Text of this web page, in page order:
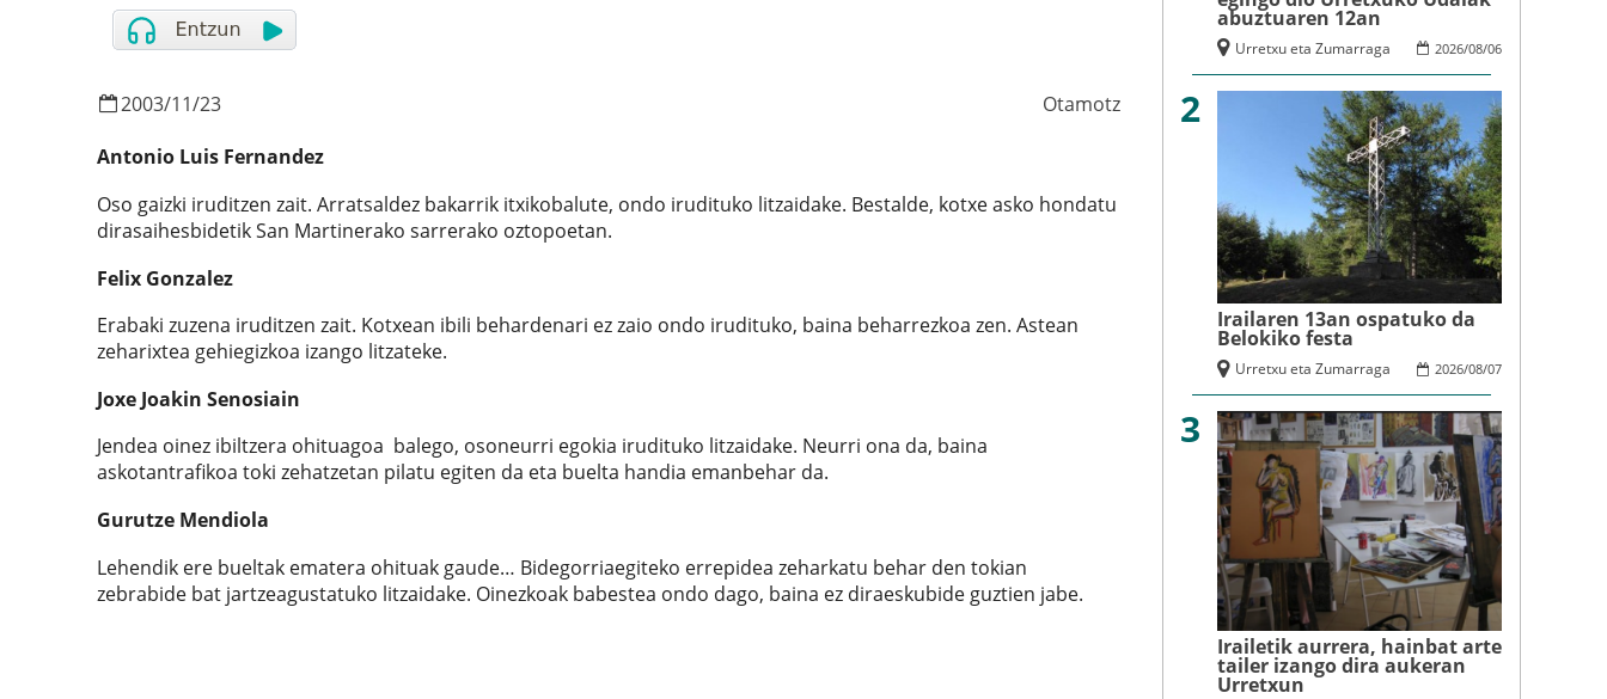
2003/11/23
Otamotz
Antonio Luis Fernandez
Oso gaizki iruditzen zait. Arratsaldez bakarrik itxikobalute, ondo irudituko litzaidake. Bestalde, kotxe asko hondatu
dirasaihesbidetik San Martinerako sarrerako oztopoetan.
Felix Gonzalez
Erabaki zuzena iruditzen zait. Kotxean ibili behardenari ez zaio ondo irudituko, baina beharrezkoa zen. Astean
zeharixtea gehiegizkoa izango litzateke.
Joxe Joakin Senosiain
Jendea oinez ibiltzera ohituagoa balego, osoneurri egokia irudituko litzaidake. Neurri ona da, baina
askotantrafikoa toki zehatzetan pilatu egiten da eta buelta handia emanbehar da.
Gurutze Mendiola
Lehendik ere bueltak ematera ohituak gaude… Bidegorriaegiteko errepidea zeharkatu behar den tokian
zebrabide bat jartzeagustatuko litzaidake. Oinezkoak babestea ondo dago, baina ez diraeskubide guztien jabe.
abuztuaren 12an
2026/08/06
Urretxu eta Zumarraga
2
Irailaren 13an ospatuko da
Belokiko festa
2026/08/07
Urretxu eta Zumarraga
3
Irailetik aurrera, hainbat arte
tailer izango dira aukeran
Urretxun